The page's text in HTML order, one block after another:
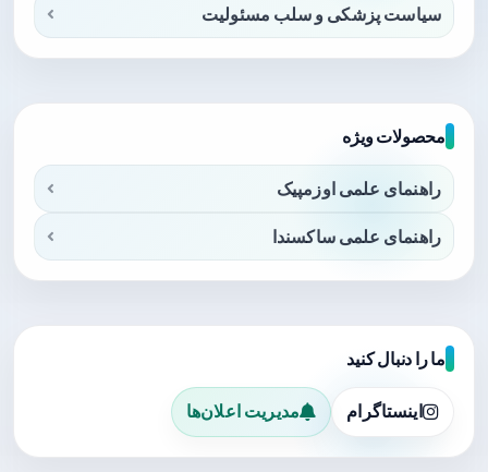
سیاست پزشکی و سلب مسئولیت
محصولات ویژه
راهنمای علمی اوزمپیک
راهنمای علمی ساکسندا
ما را دنبال کنید
اینستاگرام مدیریت اعلان‌ها